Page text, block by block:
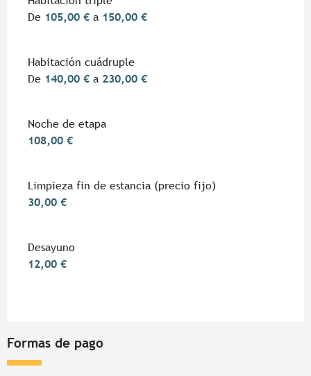
De 105,00 € a 150,00 €
Habitación cuádruple
De 140,00 € a 230,00 €
Noche de etapa
108,00 €
Limpieza fin de estancia (precio fijo)
30,00 €
Desayuno
12,00 €
Formas de pago